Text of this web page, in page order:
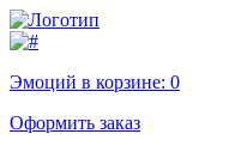
Эмоций в корзине: 0
Оформить заказ